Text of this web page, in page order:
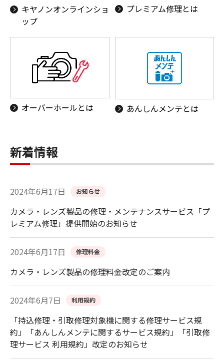
キヤノンオンラインショ
ップ
プレミアム修理とは
オーバーホールとは あんしんメンテとは
新着情報
2024年6月17日 お知らせ
カメラ・レンズ製品の修理・メンテナンスサービス「プ
レミアム修理」提供開始のお知らせ
2024年6月17日 修理料金
カメラ・レンズ製品の修理料金改定のご案内
2024年6月7日 利用規約
「持込修理・引取修理対象機に関する修理サービス規
約」「あんしんメンテに関するサービス規約」「引取修
理サービス 利用規約」改定のお知らせ